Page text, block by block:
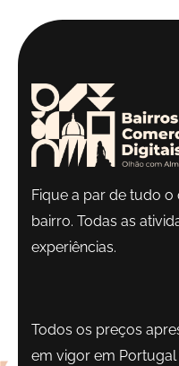
Fique a par de tudo
bairro. Todas as
experiências.
Todos os preços
em vigor em Portugal